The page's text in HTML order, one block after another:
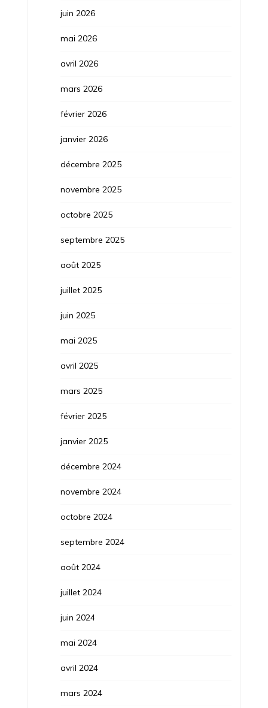
juin 2026
mai 2026
avril 2026
mars 2026
février 2026
janvier 2026
décembre 2025
novembre 2025
octobre 2025
septembre 2025
août 2025
juillet 2025
juin 2025
mai 2025
avril 2025
mars 2025
février 2025
janvier 2025
décembre 2024
novembre 2024
octobre 2024
septembre 2024
août 2024
juillet 2024
juin 2024
mai 2024
avril 2024
mars 2024